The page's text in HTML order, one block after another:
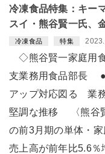
冷凍食品特集：キー
スイ・熊谷賢一氏、
冷凍食品 特集
◇熊谷賢一家庭用
支業務用食品部長 ●
アップ対応図る 業
堅調な推移 〈熊谷
の前3月期の単体・家
売上高が前年比5.6％